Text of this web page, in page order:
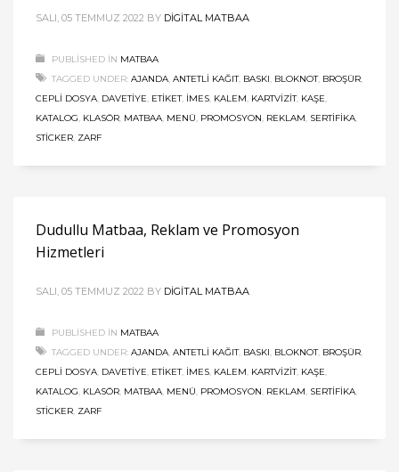
SALI, 05 TEMMUZ 2022 BY DIGITAL MATBAA
PUBLISHED IN MATBAA
TAGGED UNDER: AJANDA, ANTETLI KAĞIT, BASKI, BLOKNOT, BROŞÜR,
CEPLI DOSYA, DAVETIYE, ETIKET, İMES, KALEM, KARTVIZIT, KAŞE,
KATALOG, KLASÖR, MATBAA, MENÜ, PROMOSYON, REKLAM, SERTIFIKA,
STICKER, ZARF
Dudullu Matbaa, Reklam ve Promosyon
Hizmetleri
SALI, 05 TEMMUZ 2022 BY DIGITAL MATBAA
PUBLISHED IN MATBAA
TAGGED UNDER: AJANDA, ANTETLI KAĞIT, BASKI, BLOKNOT, BROŞÜR,
CEPLI DOSYA, DAVETIYE, ETIKET, İMES, KALEM, KARTVIZIT, KAŞE,
KATALOG, KLASÖR, MATBAA, MENÜ, PROMOSYON, REKLAM, SERTIFIKA,
STICKER, ZARF